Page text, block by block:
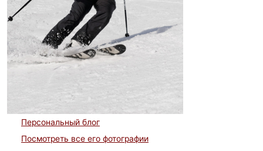
Персональный блог
Посмотреть все его фотографии